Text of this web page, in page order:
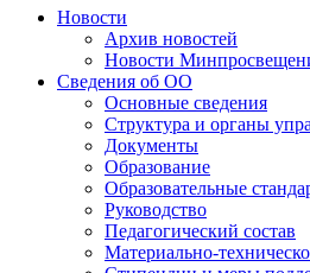
Новости
Архив новостей
Новости
Сведения об ОО
Основные сведения
Структура и органы
Документы
Образование
Образовательные
Руководство
Педагогический состав
Материально-